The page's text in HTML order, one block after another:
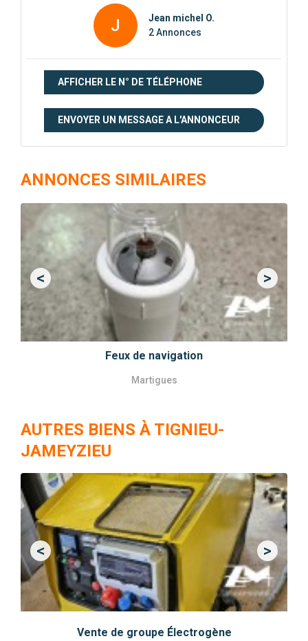
J
Jean michel O.
2 Annonces
AFFICHER LE N° DE TÉLÉPHONE
ENVOYER UN MESSAGE A L'ANNONCEUR
ANNONCES SIMILAIRES
Feux de navigation
Martigues
<Previous >Next
AUTRES BIENS À TIGNIEU-
JAMEYZIEU
Vente de groupe Électrogène
<Previous >Next